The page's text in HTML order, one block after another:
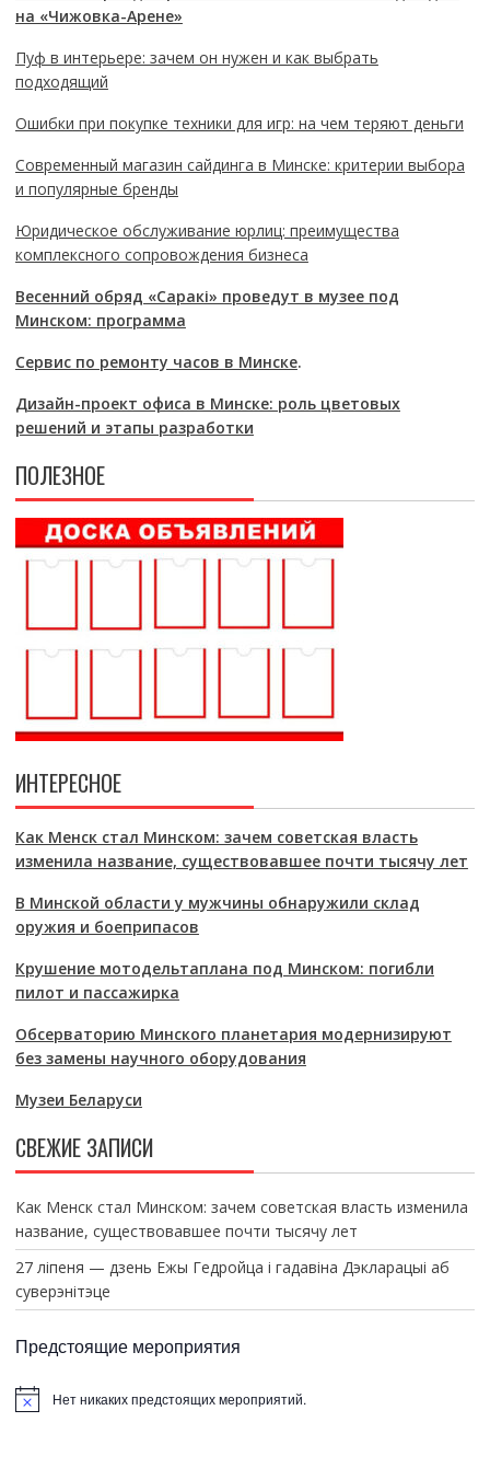
на «Чижовка-Арене»
Пуф в интерьере: зачем он нужен и как выбрать
подходящий
Ошибки при покупке техники для игр: на чем теряют деньги
Современный магазин сайдинга в Минске: критерии выбора
и популярные бренды
Юридическое обслуживание юрлиц: преимущества
комплексного сопровождения бизнеса
Весенний обряд «Саракі» проведут в музее под
Минском: программа
Сервис по ремонту часов в Минске.
Дизайн-проект офиса в Минске: роль цветовых
решений и этапы разработки
ПОЛЕЗНОЕ
ИНТЕРЕСНОЕ
Как Менск стал Минском: зачем советская власть
изменила название, существовавшее почти тысячу лет
В Минской области у мужчины обнаружили склад
оружия и боеприпасов
Крушение мотодельтаплана под Минском: погибли
пилот и пассажирка
Обсерваторию Минского планетария модернизируют
без замены научного оборудования
Музеи Беларуси
СВЕЖИЕ ЗАПИСИ
Как Менск стал Минском: зачем советская власть изменила
название, существовавшее почти тысячу лет
27 ліпеня — дзень Ежы Гедройца і гадавіна Дэкларацыі аб
суверэнітэце
Предстоящие мероприятия
Нет никаких предстоящих мероприятий.